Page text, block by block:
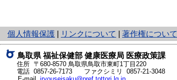
個人情報保護
と
り
ネ
ッ
ト
リンクについて 著作権について
鳥取県 福祉保健部 健康医療局 医療政策課
住所 〒680-8570 鳥取県鳥取市東町1丁目220
電話 0857-26-7173
ファクシミリ 0857-21-3048